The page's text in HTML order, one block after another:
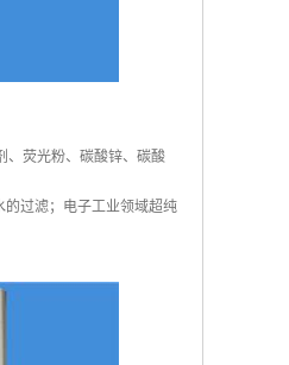
、荧光粉、碳酸锌、碳酸
过滤；电子工业领域超纯